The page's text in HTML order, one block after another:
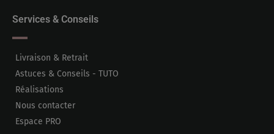
Services & Conseils
Livraison & Retrait
Astuces & Conseils - TUTO
Réalisations
Nous contacter
Espace PRO